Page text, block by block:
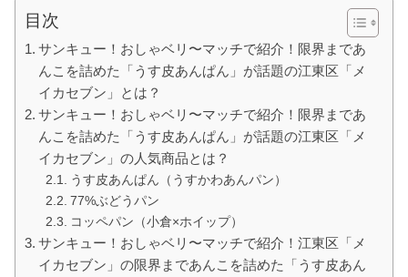
目次
サンキュー！おしゃベリ〜マッチで紹介！限界まであ
んこを詰めた「うす皮あんぱん」が話題の江東区「メ
イカセブン」とは？
サンキュー！おしゃベリ〜マッチで紹介！限界まであ
んこを詰めた「うす皮あんぱん」が話題の江東区「メ
イカセブン」の人気商品とは？
うす皮あんぱん（うすかわあんパン）
77%ぶどうパン
コッペパン（小倉×ホイップ）
サンキュー！おしゃベリ〜マッチで紹介！江東区「メ
イカセブン」の限界まであんこを詰めた「うす皮あん